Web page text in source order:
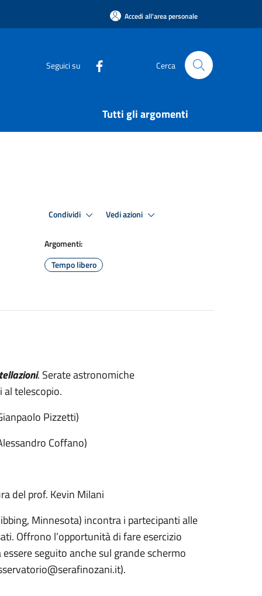
Accedi all'area personale
Seguici su Cerca
Tutti gli argomenti
Condividi Vedi azioni
Argomenti:
Tempo libero
. Serate astronomiche
telescopio.
Pizzetti)
Coffano)
del prof. Kevin Milani
Minnesota) incontra i partecipanti alle
Offrono l’opportunità di fare esercizio
seguito anche sul grande schermo